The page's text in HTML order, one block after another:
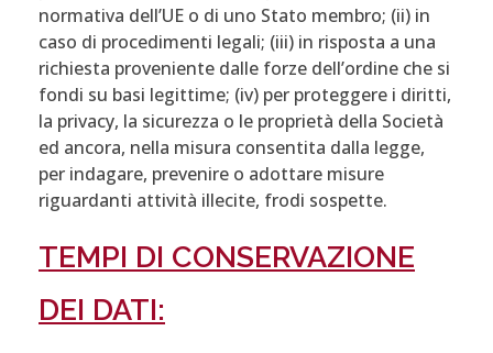
normativa dell’UE o di uno Stato membro; (ii) in
caso di procedimenti legali; (iii) in risposta a una
richiesta proveniente dalle forze dell’ordine che si
fondi su basi legittime; (iv) per proteggere i diritti,
la privacy, la sicurezza o le proprietà della Società
ed ancora, nella misura consentita dalla legge,
per indagare, prevenire o adottare misure
riguardanti attività illecite, frodi sospette.
TEMPI DI CONSERVAZIONE
DEI DATI: